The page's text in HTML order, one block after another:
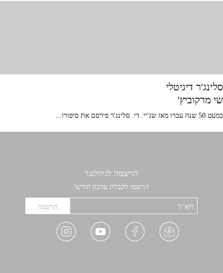
סלינג'ר דיגיטלי
שי מרקוביץ'
כמעט 50 שנה עברו מאז שג'יי. די. סלינג'ר פירסם את סיפורו...
הרשמה לניוזלטר
הרשמו לקבלת עדכון חודשי